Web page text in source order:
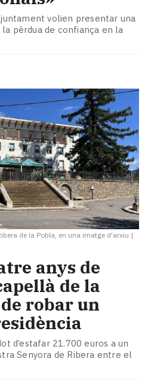
volien presentar una
pèrdua de confiança en la
de la Pobla, en una imatge d'arxiu |
anys de
de la
robar un
d’estafar 21.700 euros a un
Senyora de Ribera entre el